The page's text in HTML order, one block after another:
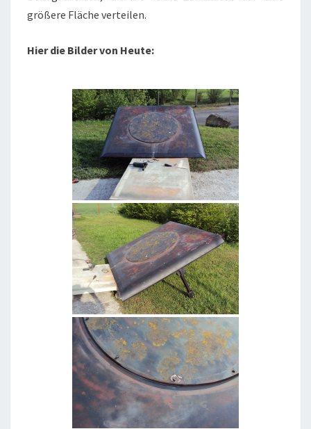
größere Fläche verteilen.
Hier die Bilder von Heute: